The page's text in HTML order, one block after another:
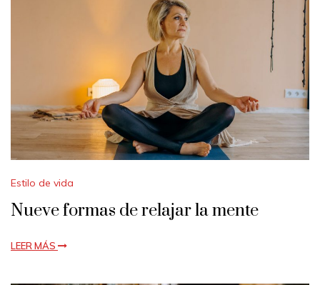
Estilo de vida
Nueve formas de relajar la mente
LEER MÁS